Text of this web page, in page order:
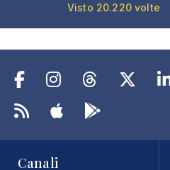
Visto 20.220 volte
Canali